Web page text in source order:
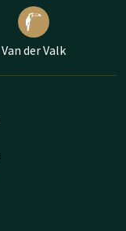
Van der Valk